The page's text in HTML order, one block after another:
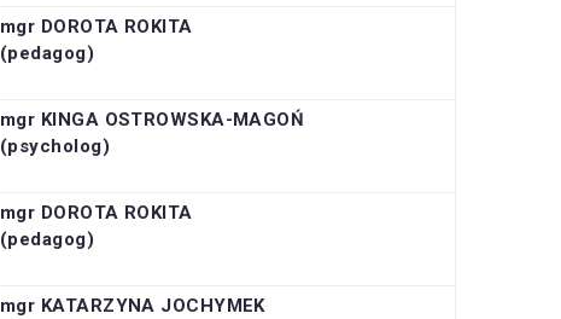
mgr DOROTA ROKITA
(pedagog)
mgr KINGA OSTROWSKA-MAGOŃ
(psycholog)
mgr DOROTA ROKITA
(pedagog)
mgr KATARZYNA JOCHYMEK